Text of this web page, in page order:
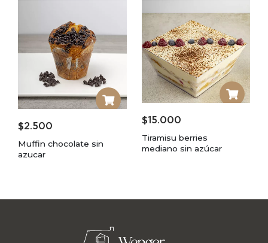
$2.500
Muffin chocolate sin
azucar
$15.000
Tiramisu berries
mediano sin azúcar